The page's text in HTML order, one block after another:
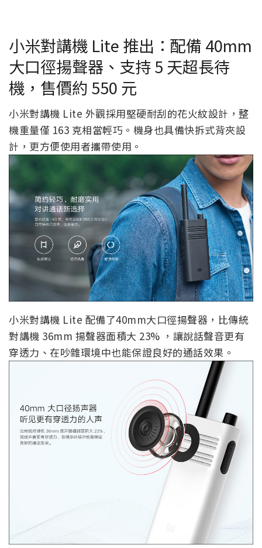
小米對講機 Lite 推出：配備 40mm
大口徑揚聲器、支持 5 天超長待
機，售價約 550 元
小米對講機 Lite 外觀採用堅硬耐刮的花火紋設計，整
機重量僅 163 克相當輕巧。機身也具備快拆式背夾設
計，更方便使用者攜帶使用。
小米對講機 Lite 配備了40mm大口徑揚聲器，比傳統
對講機 36mm 揚聲器面積大 23% ，讓說話聲音更有
穿透力、在吵雜環境中也能保證良好的通話效果。